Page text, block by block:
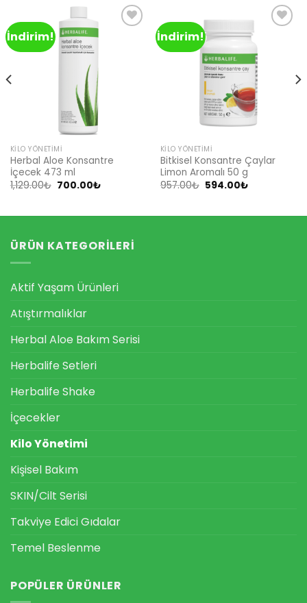
İndirim!
KILO YÖNETIMI
Herbal Aloe Konsantre
İçecek 473 ml
1,129.00₺ Orijinal
700.00₺Şu
İndirim!
KILO YÖNETIMI
Bitkisel Konsantre Çaylar
Limon Aromalı 50 g
957.00₺ Orijinal
594.00₺Şu
ÜRÜN KATEGORILERI
Aktif Yaşam Ürünleri
Atıştırmalıklar
Herbal Aloe Bakım Serisi
Herbalife Setleri
Herbalife Shake
İçecekler
Kilo Yönetimi
Kişisel Bakım
SKIN/Cilt Serisi
Takviye Edici Gıdalar
Temel Beslenme
POPÜLER ÜRÜNLER